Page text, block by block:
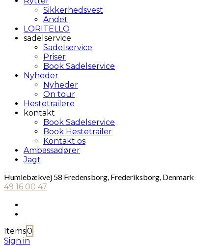
Sikkerhedsvest
Andet
LORITELLO
sadelservice
Sadelservice
Priser
Book Sadelservice
Nyheder
Nyheder
On tour
Hestetrailere
kontakt
Book Sadelservice
Book Hestetrailer
Kontakt os
Ambassadører
Jagt
Humlebækvej 58 Fredensborg, Frederiksborg, Denmark
49 16 00 47
Items0
Sign in